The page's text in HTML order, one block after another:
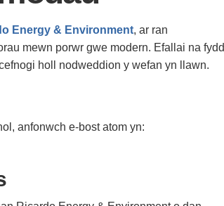
Energy & Environment, ar ran
mewn porwr gwe modern. Efallai na fydd
holl nodweddion y wefan yn llawn.
anfonwch e-bost atom yn: